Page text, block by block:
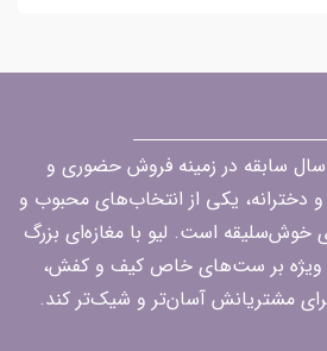
فروشگاه لیو با بیش از ۶ سال سابقه در زمینه فروش حضوری و
دخترانه، یکی از انتخاب‌های محبوب و
خوش‌سلیقه است. لیو با مغازه‌ای بزرگ
ویژه بر ست‌های خاص کیف و کفش،
مشتریانش آسان‌تر و شیک‌تر کند.